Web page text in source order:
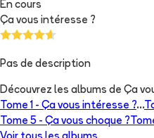
En cours
Ça vous intéresse ?
Pas de description
Découvrez les albums de Ça
Tome 1 - Ça vous intéresse ?...
Tome 5 - Ça vous choque ?